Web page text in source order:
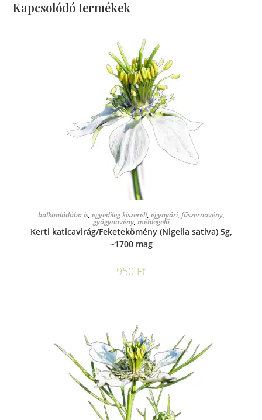
Kapcsolódó termékek
KOSÁRBA TESZEM
balkonládába is, egyedileg kiszerelt, egynyári, fűszernövény,
gyógynövény, méhlegelő
Kerti katicavirág/Feketekömény (Nigella sativa) 5g,
~1700 mag
950 Ft